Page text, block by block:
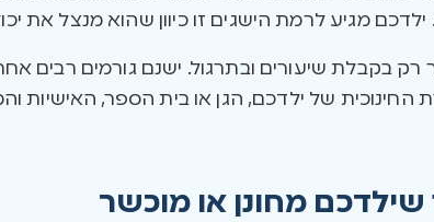
מגיע לרמת הישגים זו כיוון שהוא מנצל את
בקבלת שיעורים ובתרגול. ישנם גורמים רבים
של ילדכם, הגן או בית הספר, האישיות
שילדכם מחונן או מוכשר